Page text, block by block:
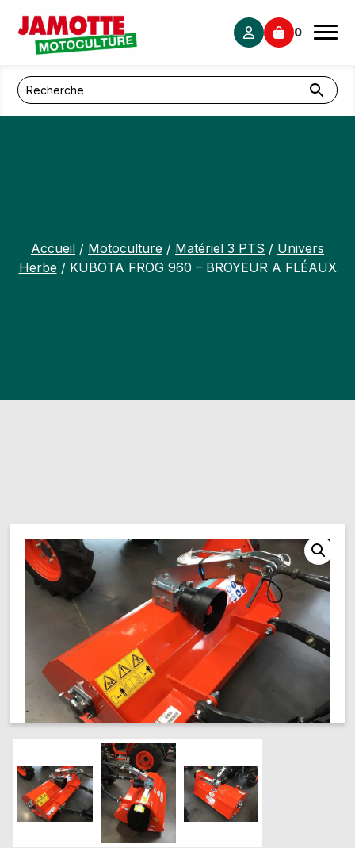
0
Accueil / Motoculture / Matériel 3 PTS / Univers
Herbe/ KUBOTA FROG 960 – BROYEUR A FLÉAUX